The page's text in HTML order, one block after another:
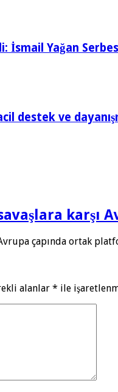
İsmail Yağan
destek ve
çapında ortak
alanlar * ile